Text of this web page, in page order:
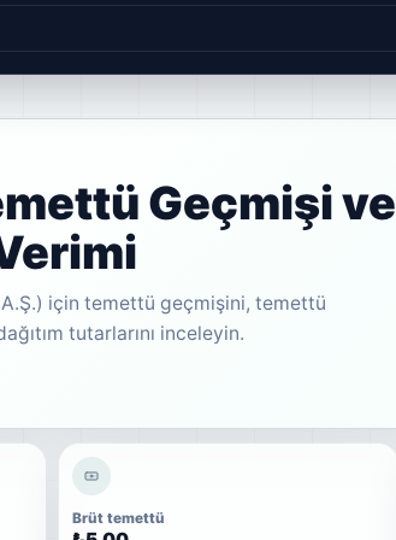
Geçmişi ve
için temettü geçmişini, temettü
tutarlarını inceleyin.
Brüt temettü